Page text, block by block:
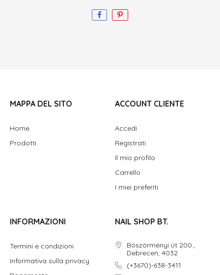
MAPPA DEL SITO
Home
Prodotti
ACCOUNT CLIENTE
Accedi
Registrati
Il mio profilo
Carrello
I miei preferiti
INFORMAZIONI
Termini e condizioni
Informativa sulla privacy
NAIL SHOP BT.
Böszörményi út 200.,
Debrecen, 4032
(+3670)-638-3411